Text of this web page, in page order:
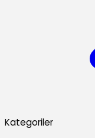
Kategoriler